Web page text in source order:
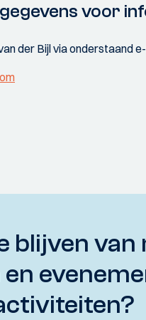
voor
der Bijl via onderstaand
blijven van